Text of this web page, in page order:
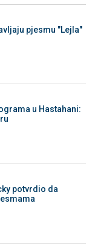
pjesmu "Lejla"
u Hastahani:
potvrdio da